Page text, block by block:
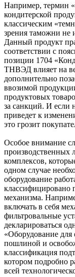
Например, термин
кондитерской
классическим
зрения таможни не
Данный продукт
соответствии с
позиции 1704
ТНВЭД влияет на
дополнительно
ввозимой
продуктовых
за санкций. И если
приведет к
это грозит
Особое внимание
производственных
комплексов,
одном случае
оборудование
классифицировано
механизма.
включать в себя
фильтровальные
декларироваться
«Оборудование
пошлиной и
классификация
котором подробно
всей